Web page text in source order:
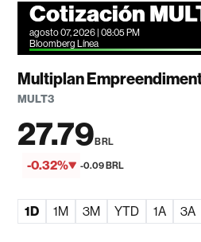
Cotización
agosto 07, 2026 | 08:05 PM
Bloomberg Línea
Multiplan
MULT3
27.79BRL
-0.32% -0.09 BRL
1D 1M 3M YTD 1A 3A